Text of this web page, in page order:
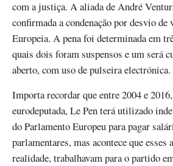
com a justiça. A aliada de André
confirmada a condenação por desvio de
Europeia. A pena foi determinada em
quais dois foram suspensos e um será
aberto, com uso de pulseira electrónica.
Importa recordar que entre 2004 e
eurodeputada, Le Pen terá utilizado
do Parlamento Europeu para pagar
parlamentares, mas acontece que esses
realidade, trabalhavam para o partido